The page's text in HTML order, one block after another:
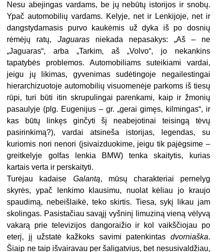
Nesu abejingas vardams, be jų nebūtų istorijos ir snobų.
Ypač automobilių vardams. Kelyje, net ir Lenkijoje, net ir
dangstydamasis purvo kaukėmis už dyka iš po dosnių
rėmėjų ratų, Jaguarasniekada nepasakys: „Aš – ne
„Jaguaras“, arba „Tarkim, aš „Volvo“, jo nekankins
tapatybės problemos. Automobiliams suteikiami vardai,
jeigu jų likimas, gyvenimas sudėtingoje negailestingai
hierarchizuotoje automobilių visuomenėje parkoms iš tiesų
rūpi, turi būti itin skrupulingai parenkami, kaip ir žmonių
pasaulyje (plg. Eugenijus – gr. „gerai gimęs, kilmingas“, ir
kas būtų linkęs ginčyti šį neabejotinai teisingą tėvų
pasirinkimą?), vardai atsineša istorijas, legendas, su
kuriomis nori nenori (įsivaizduokime, jeigu tik pajėgsime –
greitkelyje golfas lenkia BMW) tenka skaitytis, kurias
kartais verta ir perskaityti.
Turėjau kadaise Galantą, mūsų charakteriai pernelyg
skyrės, ypač lenkimo klausimu, nuolat kėliau jo kraujo
spaudimą, nebeišlaikė, teko skirtis. Tiesa, sykį likau jam
skolingas. Pasistačiau savąjį vyšninį limuziną vieną vėlyvą
vakarą prie televizijos dangoraižio ir kol vaikščiojau po
eterį, jį užstatė kažkoks savimi patenkintas dvorniaška.
Šiaip ne taip išvairavau per šaligatvius, bet nesusivaldžiau,